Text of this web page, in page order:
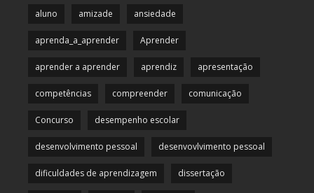
aluno amizade ansiedade
aprenda_a_aprender Aprender
aprender a aprender aprendiz apresentação
competências compreender comunicação
Concurso desempenho escolar
desenvolvimento pessoal desenvovlvimento pessoal
dificuldades de aprendizagem dissertação